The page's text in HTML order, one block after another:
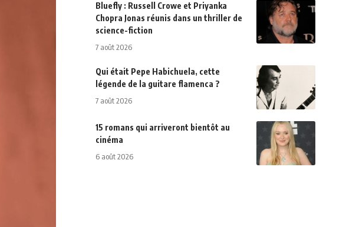
Bluefly : Russell Crowe et Priyanka
Chopra Jonas réunis dans un thriller de
science-fiction
7 août 2026
Qui était Pepe Habichuela, cette
légende de la guitare flamenca ?
7 août 2026
15 romans qui arriveront bientôt au
cinéma
6 août 2026